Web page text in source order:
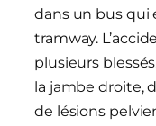
dans un bus qui
tramway.
plusieurs
la jambe droite,
de lésions